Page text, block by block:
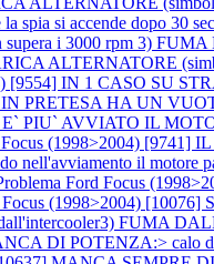
spia si accende dopo 30
i 3000 rpm 3)
ALTERNATORE
[9554] IN 1 CASO SU
PRETESA HA UN
E` PIU` AVVIATO IL
Focus (1998>2004) [9741]
nell'avviamento il
Ford Focus
Focus (1998>2004) [10076]
FUMA
DI POTENZA:> calo